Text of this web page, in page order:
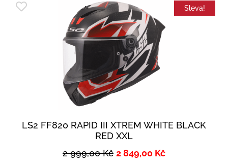
Sleva!
LS2 FF820 RAPID III XTREM WHITE BLACK
RED XXL
2 999,00Kč 2 849,00 Kč